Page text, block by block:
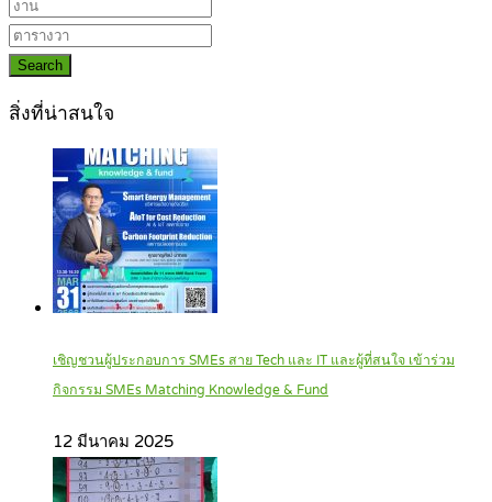
Search
สิ่งที่น่าสนใจ
เชิญชวนผู้ประกอบการ SMEs สาย Tech และ IT และผู้ที่สนใจ เข้าร่วม
กิจกรรม SMEs Matching Knowledge & Fund
12 มีนาคม 2025